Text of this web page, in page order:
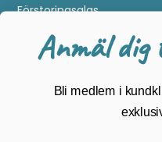
Förstoringsglas
GuiderAnmäl
Bli medlem i